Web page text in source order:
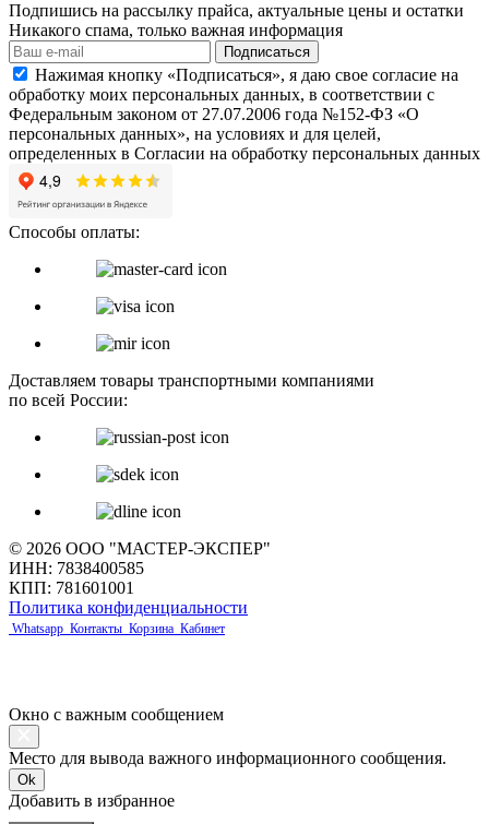
Подпишись на рассылку прайса, актуальные цены и остатки
Никакого спама, только важная информация
Подписаться
Нажимая кнопку «Подписаться», я даю свое согласие на
обработку моих персональных данных, в соответствии с
Федеральным законом от 27.07.2006 года №152-ФЗ «О
персональных данных», на условиях и для целей,
определенных в Согласии на обработку персональных данных
Способы оплаты:
Доставляем товары транспортными компаниями
по всей России:
© 2026 ООО "МАСТЕР-ЭКСПЕР"
ИНН: 7838400585
КПП: 781601001
Политика конфиденциальности
Whatsapp Контакты Корзина Кабинет
Окно с важным сообщением
Место для вывода важного информационного сообщения.
Ok
Добавить в избранное